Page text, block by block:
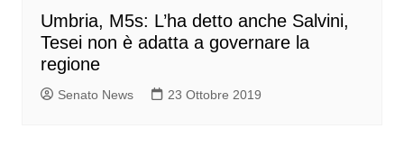
Umbria, M5s: L’ha detto anche Salvini,
Tesei non è adatta a governare la
regione
Senato News 23 Ottobre 2019